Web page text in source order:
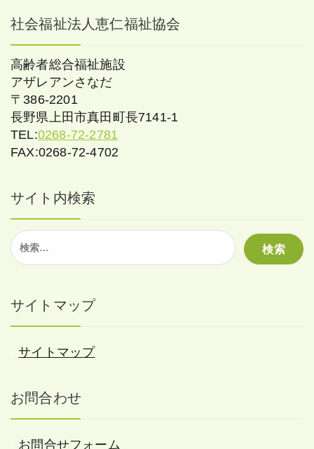
社会福祉法人恵仁福祉協会
高齢者総合福祉施設
アザレアンさなだ
〒386-2201
長野県上田市真田町長7141-1
TEL:0268-72-2781
FAX:0268-72-4702
サイト内検索
検
索:
サイトマップ
サイトマップ
お問合わせ
お問合せフォーム